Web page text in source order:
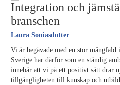
Integration och
branschen
Laura Soniasdotter
Vi är begåvade med en stor mångfald
Sverige har därför som en ständig
innebär att vi på ett positivt sätt drar
tillgängligheten till kunskap och